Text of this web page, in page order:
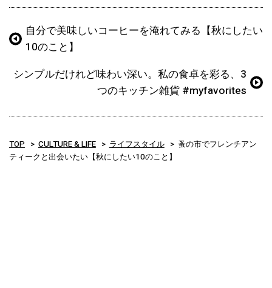
自分で美味しいコーヒーを淹れてみる【秋にしたい
10のこと】
シンプルだけれど味わい深い。私の食卓を彩る、3
つのキッチン雑貨 #myfavorites
TOP CULTURE & LIFE ライフスタイル
蚤の市でフレンチアン
ティークと出会いたい【秋にしたい10のこと】